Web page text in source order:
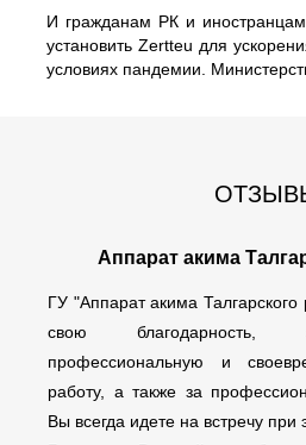
И гражданам РК и
установить Zertteu для
условиях пандемии.
Аппарат акима
ГУ "Аппарат акима
свою благодарность,
профессиональную и
работу, а также за
Вы всегда идете на встречу при